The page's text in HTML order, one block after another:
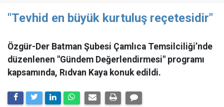
"Tevhid en büyük kurtuluş reçetesidir"
Özgür-Der Batman Şubesi Çamlıca Temsilciliği’nde
düzenlenen "Gündem Değerlendirmesi" programı
kapsamında, Rıdvan Kaya konuk edildi.